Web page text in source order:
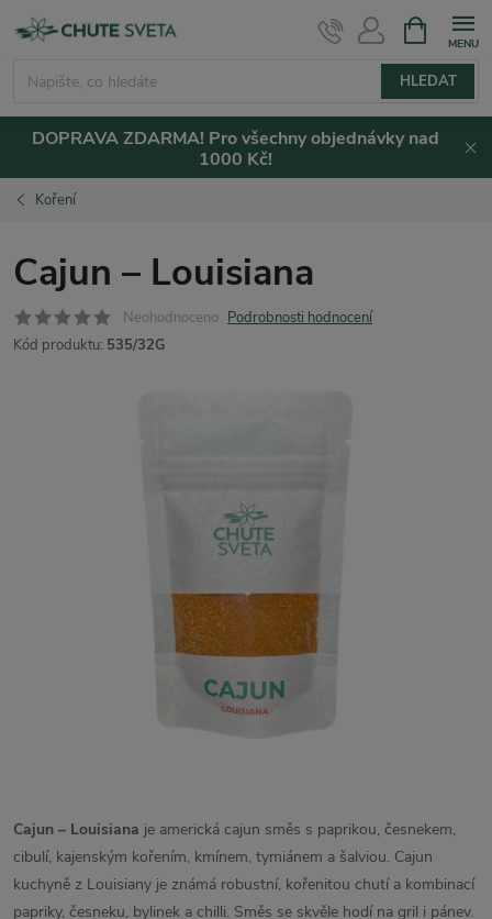
Přejít
HLEDAT
NÁKUPNÍ
KOŠÍK
DOPRAVA ZDARMA! Pro všechny objednávky nad
1000 Kč!
Koření
Cajun – Louisiana
Neohodnoceno Podrobnosti hodnocení
Kód produktu: 535/32G
Cajun – Louisiana je americká cajun směs s paprikou, česnekem,
cibulí, kajenským kořením, kmínem, tymiánem a šalviou. Cajun
kuchyně z Louisiany je známá robustní, kořenitou chutí a kombinací
papriky, česneku, bylinek a chilli. Směs se skvěle hodí na gril i pánev.